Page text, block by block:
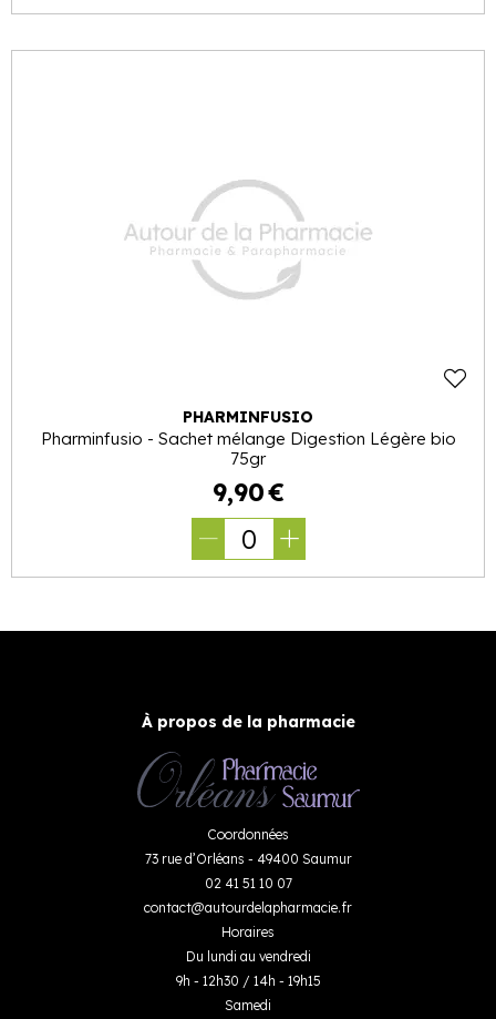
PHARMINFUSIO
Pharminfusio - Sachet mélange Digestion Légère bio
75gr
9,90€
0
À propos de la pharmacie
Coordonnées
73 rue d’Orléans - 49400 Saumur
02 41 51 10 07
contact@autourdelapharmacie.fr
Horaires
Du lundi au vendredi
9h - 12h30 / 14h - 19h15
Samedi